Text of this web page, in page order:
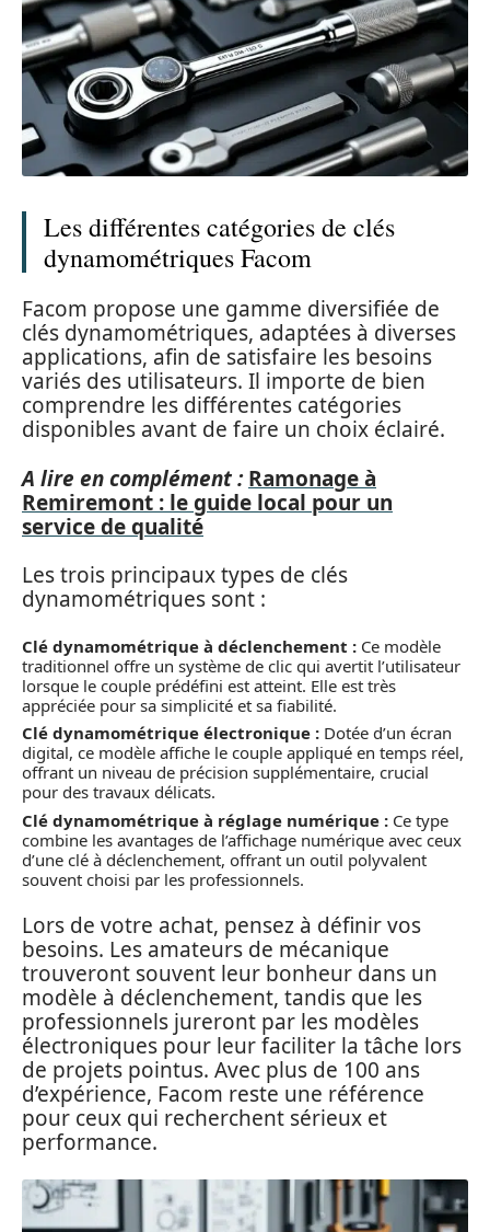
Les différentes catégories de clés
dynamométriques Facom
Facom propose une gamme diversifiée de
clés dynamométriques, adaptées à diverses
applications, afin de satisfaire les besoins
variés des utilisateurs. Il importe de bien
comprendre les différentes catégories
disponibles avant de faire un choix éclairé.
A lire en complément : Ramonage à
Remiremont : le guide local pour un
service de qualité
Les trois principaux types de clés
dynamométriques sont :
Clé dynamométrique à déclenchement : Ce modèle
traditionnel offre un système de clic qui avertit l’utilisateur
lorsque le couple prédéfini est atteint. Elle est très
appréciée pour sa simplicité et sa fiabilité.
Clé dynamométrique électronique : Dotée d’un écran
digital, ce modèle affiche le couple appliqué en temps réel,
offrant un niveau de précision supplémentaire, crucial
pour des travaux délicats.
Clé dynamométrique à réglage numérique : Ce type
combine les avantages de l’affichage numérique avec ceux
d’une clé à déclenchement, offrant un outil polyvalent
souvent choisi par les professionnels.
Lors de votre achat, pensez à définir vos
besoins. Les amateurs de mécanique
trouveront souvent leur bonheur dans un
modèle à déclenchement, tandis que les
professionnels jureront par les modèles
électroniques pour leur faciliter la tâche lors
de projets pointus. Avec plus de 100 ans
d’expérience, Facom reste une référence
pour ceux qui recherchent sérieux et
performance.